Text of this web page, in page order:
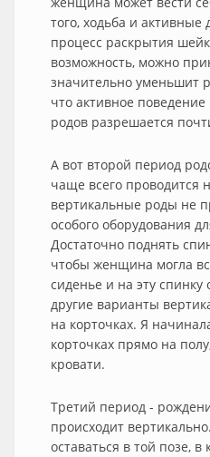
того, ходьба и
процесс раскрытия
возможность, можно
значительно уменьшит
что активное
родов разрешается
А вот второй период
чаще всего проводится
вертикальные роды не
особого оборудования
Достаточно поднять
чтобы женщина могла
сиденье и на эту спинку
другие варианты
на корточках. Я
корточках прямо на
кровати.
Третий период -
происходит
оставаться в той позе, в